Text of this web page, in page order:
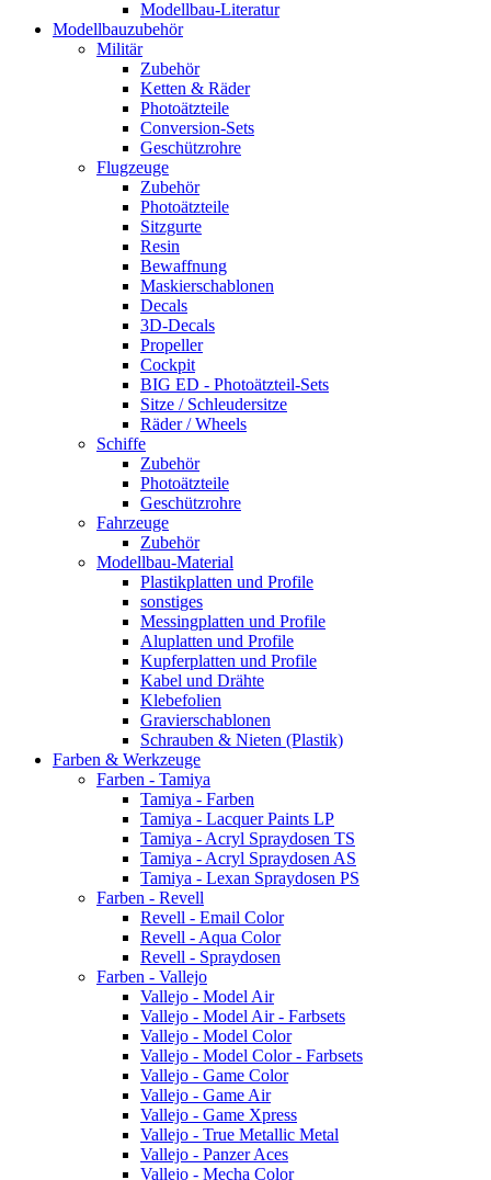
Modellbau-Literatur
Modellbauzubehör
Militär
Zubehör
Ketten & Räder
Photoätzteile
Conversion-Sets
Geschützrohre
Flugzeuge
Zubehör
Photoätzteile
Sitzgurte
Resin
Bewaffnung
Maskierschablonen
Decals
3D-Decals
Propeller
Cockpit
BIG ED - Photoätzteil-Sets
Sitze / Schleudersitze
Räder / Wheels
Schiffe
Zubehör
Photoätzteile
Geschützrohre
Fahrzeuge
Zubehör
Modellbau-Material
Plastikplatten und Profile
sonstiges
Messingplatten und Profile
Aluplatten und Profile
Kupferplatten und Profile
Kabel und Drähte
Klebefolien
Gravierschablonen
Schrauben & Nieten (Plastik)
Farben & Werkzeuge
Farben - Tamiya
Tamiya - Farben
Tamiya - Lacquer Paints LP
Tamiya - Acryl Spraydosen TS
Tamiya - Acryl Spraydosen AS
Tamiya - Lexan Spraydosen PS
Farben - Revell
Revell - Email Color
Revell - Aqua Color
Revell - Spraydosen
Farben - Vallejo
Vallejo - Model Air
Vallejo - Model Air - Farbsets
Vallejo - Model Color
Vallejo - Model Color - Farbsets
Vallejo - Game Color
Vallejo - Game Air
Vallejo - Game Xpress
Vallejo - True Metallic Metal
Vallejo - Panzer Aces
Vallejo - Mecha Color